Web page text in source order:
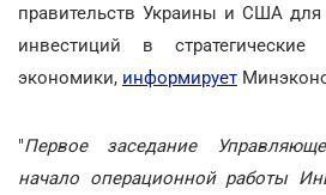
правительств Украины и США для
инвестиций в стратегические
экономики, информирует
"Первое заседание
начало операционной работы